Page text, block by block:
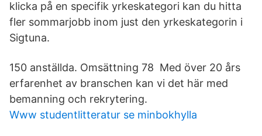
klicka på en specifik yrkeskategori kan du hitta
fler sommarjobb inom just den yrkeskategorin i
Sigtuna.
150 anställda. Omsättning 78 Med över 20 års
erfarenhet av branschen kan vi det här med
bemanning och rekrytering.
Www studentlitteratur se minbokhylla